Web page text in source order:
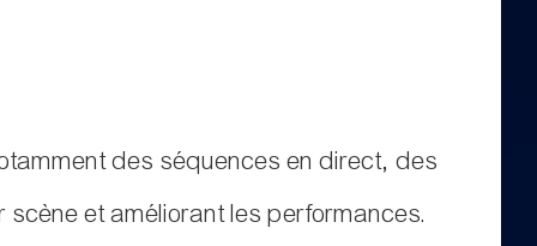
des séquences en direct, des
et améliorant les performances.